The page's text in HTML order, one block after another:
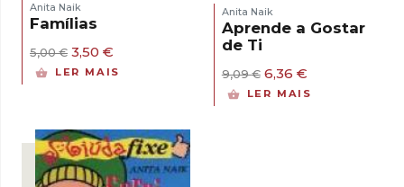
Anita Naik
Famílias
5,00€ O
preço
3,50 €
preço
LER MAIS
Anita Naik
Aprende a Gostar
de Ti
9,09€ O
preço
6,36 €O
preço
LER MAIS